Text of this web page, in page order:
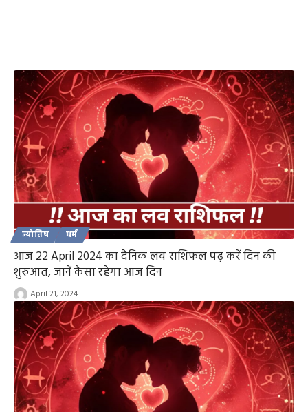
ज्योतिष धर्म
आज 22 April 2024 का दैनिक लव राशिफल पढ़ करें दिन की
शुरुआत, जानें कैसा रहेगा आज दिन
April 21, 2024